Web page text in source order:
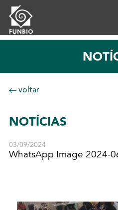
voltar
NOTÍCIAS
03/09/2024
WhatsApp Image 2024-